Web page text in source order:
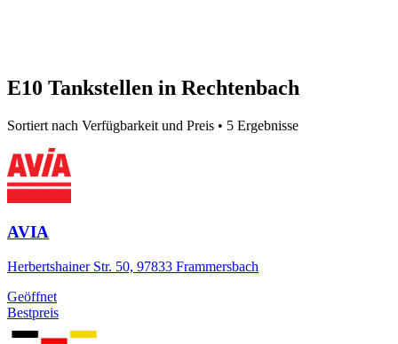
E10 Tankstellen in Rechtenbach
Sortiert nach Verfügbarkeit und Preis • 5 Ergebnisse
AVIA
Herbertshainer Str. 50, 97833 Frammersbach
Geöffnet
Bestpreis